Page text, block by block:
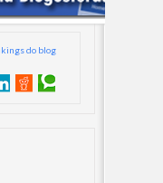
do blog